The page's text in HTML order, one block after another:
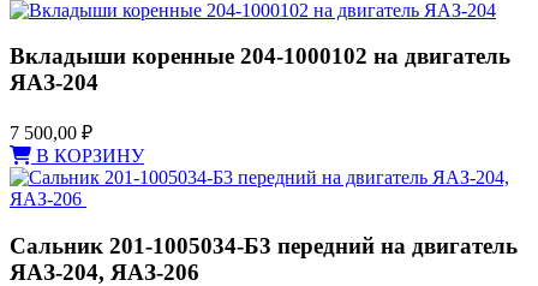
Вкладыши коренные 204-1000102 на двигатель
ЯАЗ-204
7 500,00 ₽
В КОРЗИНУ
Сальник 201-1005034-Б3 передний на двигатель
ЯАЗ-204, ЯАЗ-206